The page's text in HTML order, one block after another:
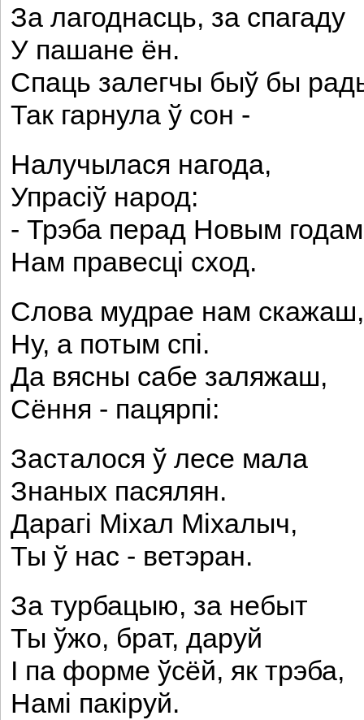
За лагоднасць, за спагаду
У пашане ён.
Спаць залегчы быў бы
Так гарнула ў сон -
Налучылася нагода,
Упрасіў народ:
- Трэба перад Новым годам
Нам правесці сход.
Слова мудрае нам скажаш,
Ну, а потым спі.
Да вясны сабе заляжаш,
Сёння - пацярпі:
Засталося ў лесе мала
Знаных пасялян.
Дарагі Міхал Міхалыч,
Ты ў нас - ветэран.
За турбацыю, за небыт
Ты ўжо, брат, даруй
І па форме ўсёй, як трэба,
Намі пакіруй.